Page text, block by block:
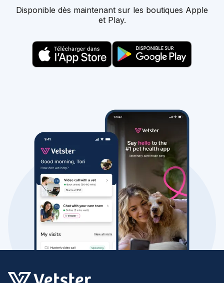
Disponible dès maintenant sur les boutiques Apple
et Play.